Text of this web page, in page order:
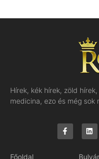
Hírek, kék hírek, zöld
medicina, ezo és még sok
Főoldal
Bulvár